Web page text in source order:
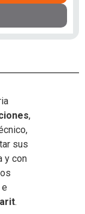
,
sus
y con
.